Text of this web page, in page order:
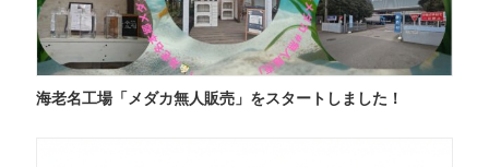
海老名工場「メダカ無人販売」をスタートしました！